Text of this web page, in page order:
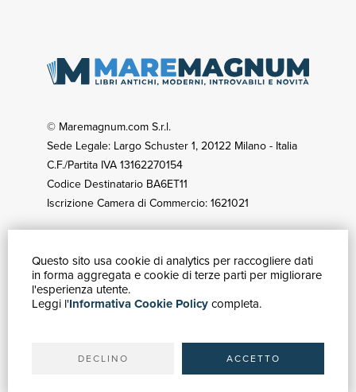
Questo sito usa cookie di analytics per raccogliere dati
in forma aggregata e cookie di terze parti per migliorare
l'esperienza utente.
Leggi l'Informativa Cookie Policycompleta.
DECLINO ACCETTO
© Maremagnum.com S.r.l.
Sede Legale: Largo Schuster 1, 20122 Milano - Italia
C.F./Partita IVA 13162270154
Codice Destinatario BA6ET11
Iscrizione Camera di Commercio: 1621021
GUIDA ACQUISTI
Catalogo
Ricerca avanzata
Spedizioni